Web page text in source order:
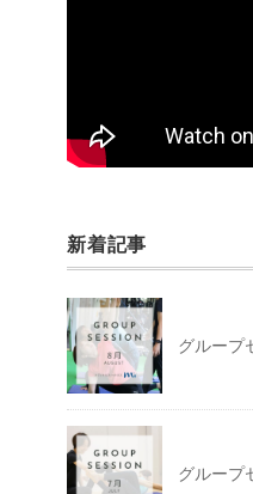
新着記事
グループ
グループ